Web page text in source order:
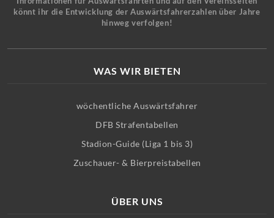
könnt ihr die Entwicklung der Auswärtsfahrerzahlen über Jahre
hinweg verfolgen!
WAS WIR BIETEN
wöchentliche Auswärtsfahrer
DFB Strafentabellen
Stadion-Guide (Liga 1 bis 3)
Zuschauer- & Bierpreistabellen
ÜBER UNS